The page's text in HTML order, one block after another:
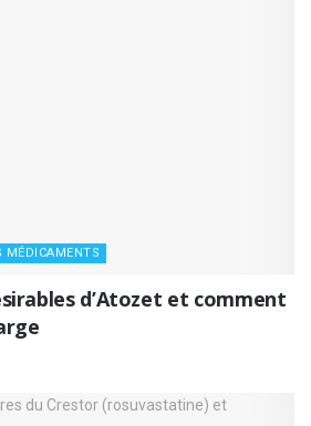
MÉDICAMENTS
d’Atozet et comment